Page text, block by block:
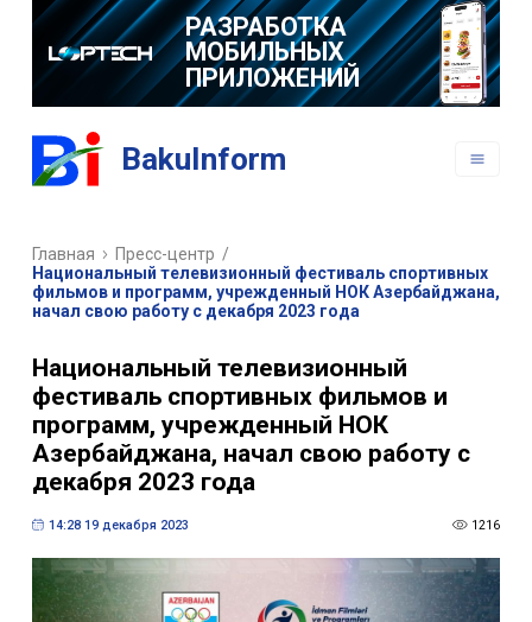
РАЗРАБОТКА
МОБИЛЬНЫХ
ПРИЛОЖЕНИЙ
BakuInform
Главная Пресс-центр /
Национальный телевизионный фестиваль спортивных
фильмов и программ, учрежденный НОК Азербайджана,
начал свою работу с декабря 2023 года
Национальный телевизионный
фестиваль спортивных фильмов и
программ, учрежденный НОК
Азербайджана, начал свою работу с
декабря 2023 года
14:28 19 декабря 2023 1216